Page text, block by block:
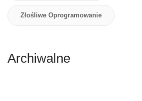
Złośliwe Oprogramowanie
Archiwalne